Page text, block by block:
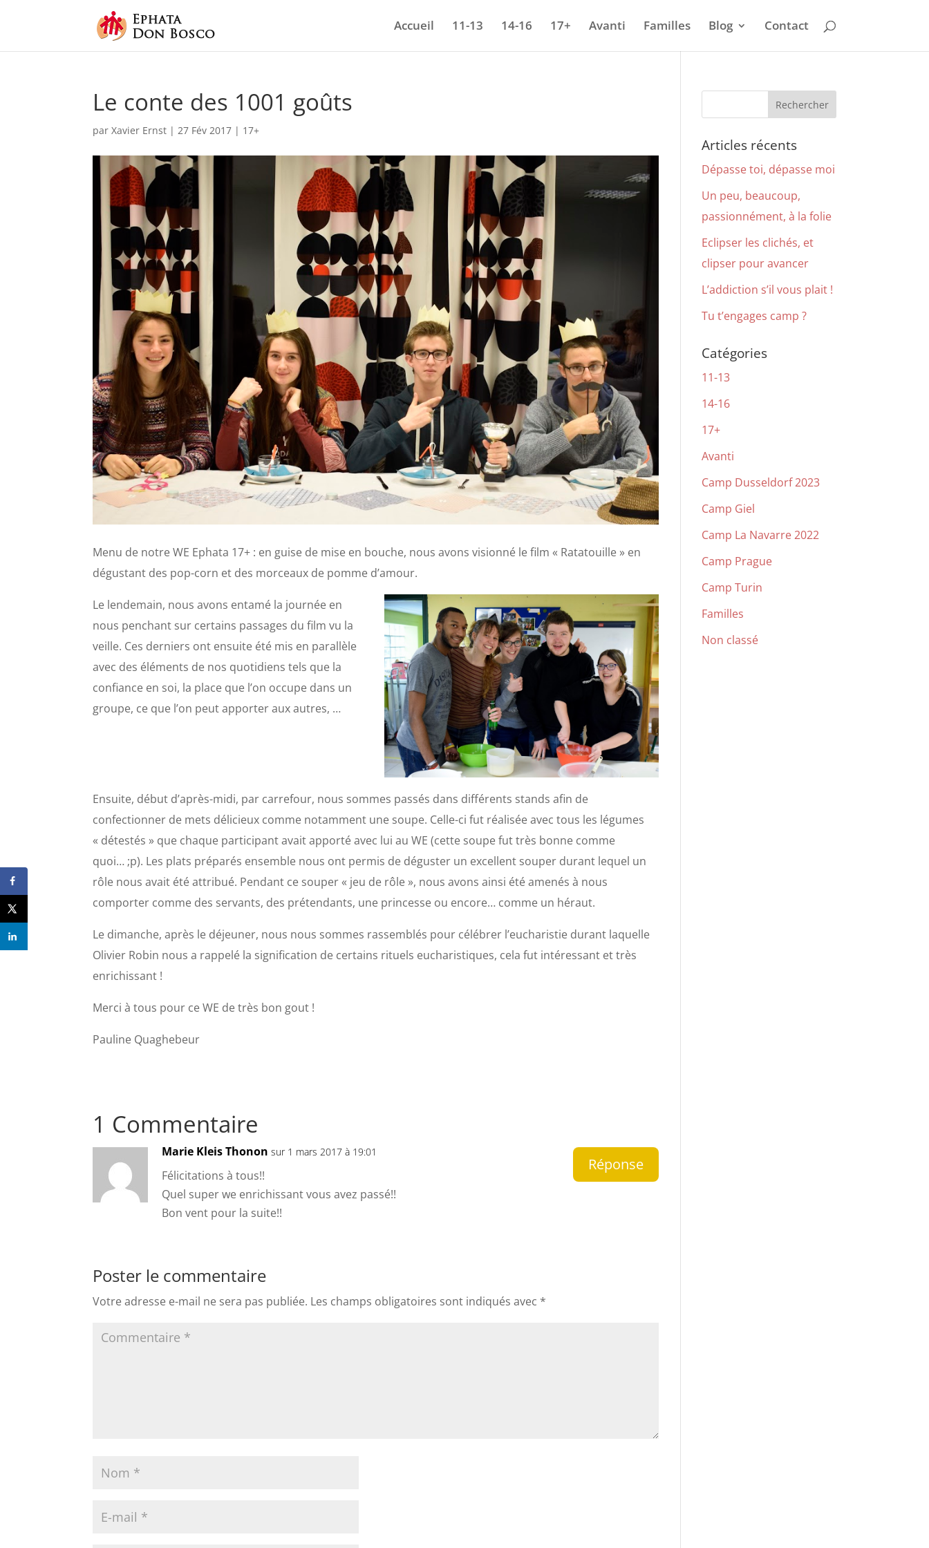
Accueil 11-13 14-16 17+ Avanti Familles Blog Contact
Le conte des 1001 goûts
parXavier Ernst |27 Fév 2017 | 17+
Menu de notre WE Ephata 17+ : en guise de mise en bouche, nous avons visionné le film « Ratatouille » en
dégustant des pop-corn et des morceaux de pomme d’amour.
Le lendemain, nous avons entamé la journée en
nous penchant sur certains passages du film vu la
veille. Ces derniers ont ensuite été mis en parallèle
avec des éléments de nos quotidiens tels que la
confiance en soi, la place que l’on occupe dans un
groupe, ce que l’on peut apporter aux autres, …
Ensuite, début d’après-midi, par carrefour, nous sommes passés dans différents stands afin de
confectionner de mets délicieux comme notamment une soupe. Celle-ci fut réalisée avec tous les légumes
« détestés » que chaque participant avait apporté avec lui au WE (cette soupe fut très bonne comme
quoi… ;p). Les plats préparés ensemble nous ont permis de déguster un excellent souper durant lequel un
rôle nous avait été attribué. Pendant ce souper « jeu de rôle », nous avons ainsi été amenés à nous
comporter comme des servants, des prétendants, une princesse ou encore… comme un héraut.
Le dimanche, après le déjeuner, nous nous sommes rassemblés pour célébrer l’eucharistie durant laquelle
Olivier Robin nous a rappelé la signification de certains rituels eucharistiques, cela fut intéressant et très
enrichissant !
Merci à tous pour ce WE de très bon gout !
Pauline Quaghebeur
1 Commentaire
Marie Kleis Thonon sur 1 mars 2017 à 19:01
Félicitations à tous!!
Quel super we enrichissant vous avez passé!!
Bon vent pour la suite!!
Réponse
Poster le commentaire
Votre adresse e-mail ne sera pas publiée. Les champs obligatoires sont indiqués avec *
Articles récents
Dépasse toi, dépasse moi
Un peu, beaucoup,
passionnément, à la folie
Eclipser les clichés, et
clipser pour avancer
L’addiction s’il vous plait !
Tu t’engages camp ?
Catégories
11-13
14-16
17+
Avanti
Camp Dusseldorf 2023
Camp Giel
Camp La Navarre 2022
Camp Prague
Camp Turin
Familles
Non classé